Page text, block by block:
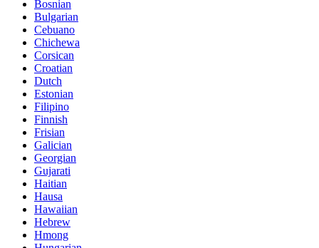
Bosnian
Bulgarian
Cebuano
Chichewa
Corsican
Croatian
Dutch
Estonian
Filipino
Finnish
Frisian
Galician
Georgian
Gujarati
Haitian
Hausa
Hawaiian
Hebrew
Hmong